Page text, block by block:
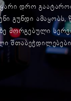
დრო
გუნდი ამაყობს,
მორგებული